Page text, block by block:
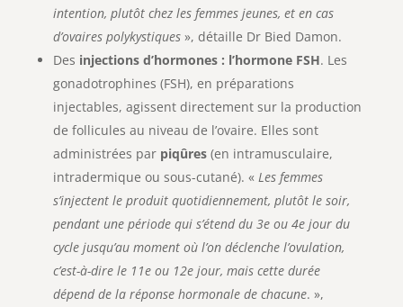
intention, plutôt chez les femmes jeunes, et en cas
d’ovaires polykystiques», détaille Dr Bied Damon.
Des injections d’hormones : l’hormone FSH. Les
gonadotrophines (FSH), en préparations
injectables, agissent directement sur la production
de follicules au niveau de l’ovaire. Elles sont
administrées par piqûres(en intramusculaire,
intradermique ou sous-cutané). « Les femmes
s’injectent le produit quotidiennement, plutôt le soir,
pendant une période qui s’étend du 3e ou 4e jour du
cycle jusqu’au moment où l’on déclenche l’ovulation,
c’est-à-dire le 11e ou 12e jour, mais cette durée
dépend de la réponse hormonale de chacune. »,